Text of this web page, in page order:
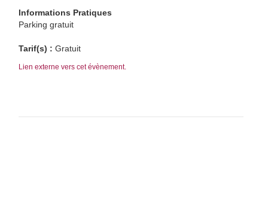
Informations Pratiques
Parking gratuit
Tarif(s) : Gratuit
Lien externe vers cet évènement.